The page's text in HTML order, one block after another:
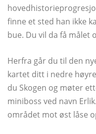
finne et sted han ikke
bue. Du vil da få målet
Herfra går du til den
kartet ditt i nedre
du Skogen og møter
miniboss ved navn
området mot øst låse